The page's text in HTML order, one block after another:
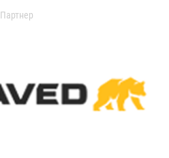
Партнер